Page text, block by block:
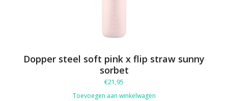
Dopper steel soft pink x flip straw sunny
sorbet
€21,95
Toevoegen aan winkelwagen